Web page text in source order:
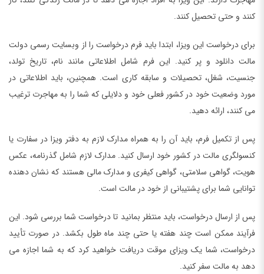
کنند و حتی تحصیل کنند.
برای درخواست این ویزا، ابتدا باید فرم درخواست را از وبسایت رسمی دولت
مالت دانلود و پر کنید. این فرم شامل اطلاعاتی مانند نام، تاریخ تولد،
جنسیت، شغل، تحصیلات و سابقه کاری است. همچنین، باید اطلاعاتی در
مورد وضعیت خود در کشور فعلی خود و دلایلی که شما را به مهاجرت ترغیب
می کنند، ارائه دهید.
پس از تکمیل فرم، باید آن را به همراه مدارک لازم به دفتر ویزا در سفارت یا
کنسولگری مالت در کشور خود ارسال کنید. مدارک لازم شامل گذرنامه، عکس
هویت، گواهی سلامتی، گواهی کیفری و مدارک مالی هستند که نشان دهنده
توانایی شما برای پشتیبانی از خود در مالت است.
پس از ارسال درخواست، باید منتظر بمانید تا درخواست شما بررسی شود. این
فرآیند ممکن است چند هفته یا حتی چند ماه طول بکشد. در صورت تأیید
درخواست، شما یک ویزای موقت دریافت خواهید کرد که به شما اجازه می
دهد به مالت سفر کنید.